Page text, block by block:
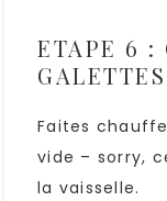
ETAPE 6 :
Faites
vide – sorry,
la vaisselle.